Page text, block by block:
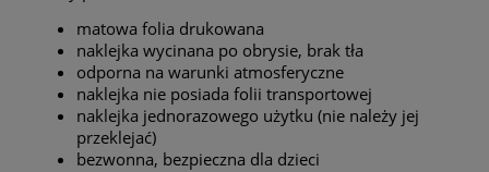
matowa folia drukowana
naklejka wycinana po obrysie, brak tła
odporna na warunki atmosferyczne
naklejka nie posiada folii transportowej
naklejka jednorazowego użytku (nie należy jej
przeklejać)
bezwonna, bezpieczna dla dzieci